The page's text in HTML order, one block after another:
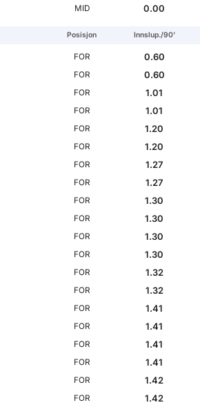
MID 0.00
Posisjon Innslup./90'
FOR
0.60
FOR
0.60
FOR
1.01
FOR
1.01
FOR
1.20
FOR
1.20
FOR
1.27
FOR
1.27
FOR
1.30
FOR
1.30
FOR
1.30
FOR
1.30
FOR
1.32
FOR
1.32
FOR
1.41
FOR
1.41
FOR
1.41
FOR
1.41
FOR
1.42
FOR
1.42